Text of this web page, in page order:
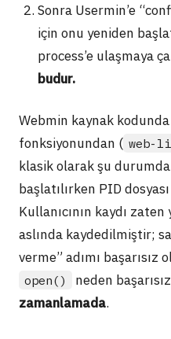
Sonra Usermin’e
için onu yeniden
process’e ulaşmaya
budur.
Webmin kaynak
fonksiyonundan ( web-
klasik olarak şu
başlatılırken PID
Kullanıcının kaydı
aslında kaydedilmiştir;
verme” adımı başarısız
open()
neden
zamanlamada.